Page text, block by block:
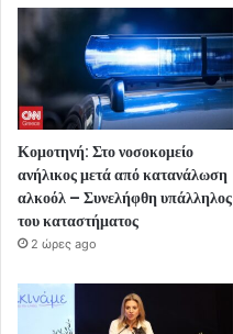
Κομοτηνή: Στο νοσοκομείο
ανήλικος μετά από κατανάλωση
αλκοόλ – Συνελήφθη υπάλληλος
του καταστήματος
2 ώρες ago